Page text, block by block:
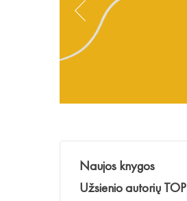
Naujos knygos
Užsienio autorių TOP